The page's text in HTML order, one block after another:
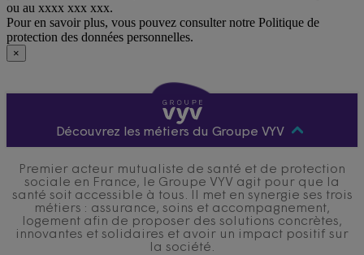
ou au xxxx xxx xxx.
Pour en savoir plus, vous pouvez consulter notre Politique de
protection des données personnelles.
×
Découvrez les métiers du Groupe VYV
Premier acteur mutualiste de santé et de protection
sociale en France, le Groupe VYV agit pour que la
santé soit accessible à tous. Il met en synergie ses trois
métiers : assurance, soins et accompagnement,
logement afin de proposer des solutions concrètes,
innovantes et solidaires et avoir un impact positif sur
la société.